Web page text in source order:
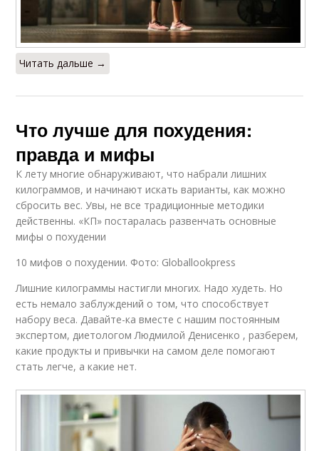
Читать дальше →
Что лучше для похудения:
правда и мифы
К лету многие обнаруживают, что набрали лишних
килограммов, и начинают искать варианты, как можно
сбросить вес. Увы, не все традиционные методики
действенны. «КП» постаралась развенчать основные
мифы о похудении
10 мифов о похудении. Фото: Globallookpress
Лишние килограммы настигли многих. Надо худеть. Но
есть немало заблуждений о том, что способствует
набору веса. Давайте-ка вместе с нашим постоянным
экспертом, диетологом Людмилой Денисенко , разберем,
какие продукты и привычки на самом деле помогают
стать легче, а какие нет.